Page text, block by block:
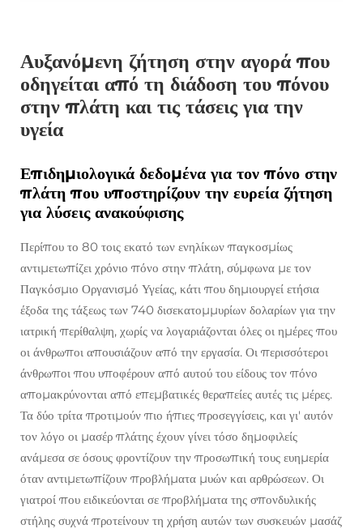
Αυξανόμενη ζήτηση στην αγορά που
οδηγείται από τη διάδοση του πόνου
στην πλάτη και τις τάσεις για την
υγεία
Επιδημιολογικά δεδομένα για τον πόνο στην
πλάτη που υποστηρίζουν την ευρεία ζήτηση
για λύσεις ανακούφισης
Περίπου το 80 τοις εκατό των ενηλίκων παγκοσμίως
αντιμετωπίζει χρόνιο πόνο στην πλάτη, σύμφωνα με τον
Παγκόσμιο Οργανισμό Υγείας, κάτι που δημιουργεί ετήσια
έξοδα της τάξεως των 740 δισεκατομμυρίων δολαρίων για την
ιατρική περίθαλψη, χωρίς να λογαριάζονται όλες οι ημέρες που
οι άνθρωποι απουσιάζουν από την εργασία. Οι περισσότεροι
άνθρωποι που υποφέρουν από αυτού του είδους τον πόνο
απομακρύνονται από επεμβατικές θεραπείες αυτές τις μέρες.
Τα δύο τρίτα προτιμούν πιο ήπιες προσεγγίσεις, και γι' αυτόν
τον λόγο οι μασέρ πλάτης έχουν γίνει τόσο δημοφιλείς
ανάμεσα σε όσους φροντίζουν την προσωπική τους ευημερία
όταν αντιμετωπίζουν προβλήματα μυών και αρθρώσεων. Οι
γιατροί που ειδικεύονται σε προβλήματα της σπονδυλικής
στήλης συχνά προτείνουν τη χρήση αυτών των συσκευών μασάζ